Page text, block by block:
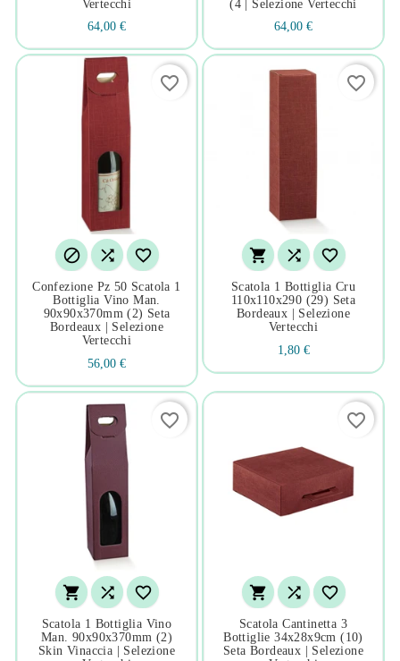
Vertecchi
64,00 €
(4 | Selezione Vertecchi
64,00 €
  
Confezione Pz 50 Scatola 1
Bottiglia Vino Man.
90x90x370mm (2) Seta
Bordeaux | Selezione
Vertecchi
56,00 €
favorite_border
  
Scatola 1 Bottiglia Cru
110x110x290 (29) Seta
Bordeaux | Selezione
Vertecchi
1,80 €
favorite_border
  
Scatola 1 Bottiglia Vino
Man. 90x90x370mm (2)
Skin Vinaccia | Selezione
favorite_border
  
Scatola Cantinetta 3
Bottiglie 34x28x9cm (10)
Seta Bordeaux | Selezione
favorite_border